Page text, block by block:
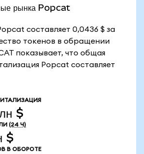
рынка Popcat
составляет 0,0436 $ за
токенов в обращении
показывает, что общая
Popcat составляет
$
(24 Ч)
$
В ОБОРОТЕ